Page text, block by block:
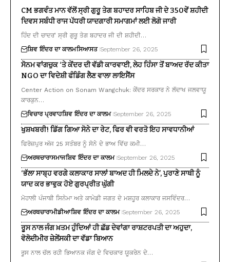
CM ਭਗਵੰਤ ਮਾਨ ਵੱਲੋਂ ਸ੍ਰੀ ਗੁਰੂ ਤੇਗ ਬਹਾਦਰ ਸਾਹਿਬ ਜੀ ਦੇ 350ਵੇਂ ਸ਼ਹੀਦੀ
ਦਿਵਸ ਸਬੰਧੀ ਰਾਜ ਪੱਧਰੀ ਯਾਦਗਾਰੀ ਸਮਾਗਮਾਂ ਲਈ ਲੋਗੋ ਜਾਰੀ
ਹਿੰਦ ਦੀ ਚਾਦਰ’ ਸ੍ਰੀ ਗੁਰੂ ਤੇਗ ਬਹਾਦਰ ਜੀ ਦੀ ਸ਼ਹੀਦੀ…
ਸ਼ਿਵ ਇੰਦਰ ਦਾ ਕਾਲਮਸਿਆਸਤ September 26, 2025
ਸੋਨਮ ਵਾਂਗਚੁਕ ‘ਤੇ ਕੇਂਦਰ ਦੀ ਵੱਡੀ ਕਾਰਵਾਈ, ਲੇਹ ਹਿੰਸਾ ਤੋਂ ਬਾਅਦ ਰੱਦ ਕੀਤਾ
NGO ਦਾ ਵਿਦੇਸ਼ੀ ਫੰਡਿੰਗ ਲੈਣ ਵਾਲਾ ਲਾਇਸੈਂਸ
Center Action on Sonam Wangchuk: ਕੇਂਦਰ ਸਰਕਾਰ ਨੇ ਲੱਦਾਖ ਜਲਵਾਯੂ
ਕਾਰਕੁਨ…
ਵਿਚਾਰ ਪ੍ਰਵਾਹਸ਼ਿਵ ਇੰਦਰ ਦਾ ਕਾਲਮ September 26, 2025
ਖੁਸ਼ਖਬਰੀ! ਡਿੱਗ ਗਿਆ ਸੋਨੇ ਦਾ ਰੇਟ, ਫਿਰ ਵੀ ਵਰਤੋ ਇਹ ਸਾਵਧਾਨੀਆਂ
ਫਿਰੋਜ਼ਪੁਰ ਅੱਜ 25 ਸਤੰਬਰ ਨੂੰ ਸੋਨੇ ਦੇ ਭਾਅ ਵਿੱਚ ਕਮੀ…
ਅਰਥਚਾਰਾਸਮਾਜਸ਼ਿਵ ਇੰਦਰ ਦਾ ਕਾਲਮ September 26, 2025
‘ਭੱਲਾ ਸਾਬ੍ਹ ਵਰਗੇ ਕਲਾਕਾਰ ਸਾਲਾਂ ਬਾਅਦ ਹੀ ਮਿਲਦੇ ਨੇ’, ਪੁਰਾਣੇ ਸਾਥੀ ਨੂੰ
ਯਾਦ ਕਰ ਭਾਵੁਕ ਹੋਏ ਗੁਰਪ੍ਰੀਤ ਘੁੱਗੀ
ਮੋਹਾਲੀ ਪੰਜਾਬੀ ਸਿਨੇਮਾ ਅਤੇ ਕਾਮੇਡੀ ਜਗਤ ਦੇ ਮਸ਼ਹੂਰ ਕਲਾਕਾਰ ਜਸਵਿੰਦਰ…
ਅਰਥਚਾਰਾਮੀਡੀਆਸ਼ਿਵ ਇੰਦਰ ਦਾ ਕਾਲਮ September 26, 2025
ਰੂਸ ਨਾਲ ਜੰਗ ਖ਼ਤਮ ਹੁੰਦਿਆਂ ਹੀ ਛੱਡ ਦੇਵਾਂਗਾ ਰਾਸ਼ਟਰਪਤੀ ਦਾ ਅਹੁਦਾ,
ਵੋਲੋਦੀਮੀਰ ਜ਼ੇਲੇਂਸਕੀ ਦਾ ਵੱਡਾ ਬਿਆਨ
ਰੂਸ ਨਾਲ ਚੱਲ ਰਹੀ ਭਿਆਨਕ ਜੰਗ ਦੇ ਵਿਚਕਾਰ ਯੂਕਰੇਨ ਦੇ…